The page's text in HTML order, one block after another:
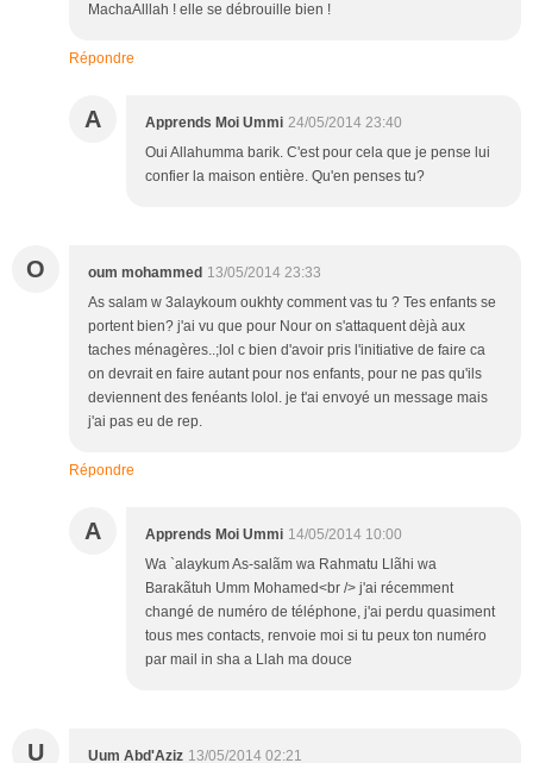
MachaAlllah ! elle se débrouille bien !
Répondre
A Apprends Moi Ummi 24/05/2014 23:40
Oui Allahumma barik. C'est pour cela que je pense lui
confier la maison entière. Qu'en penses tu?
O oum mohammed 13/05/2014 23:33
As salam w 3alaykoum oukhty comment vas tu ? Tes enfants se
portent bien? j'ai vu que pour Nour on s'attaquent dèjà aux
taches ménagères..;lol c bien d'avoir pris l'initiative de faire ca
on devrait en faire autant pour nos enfants, pour ne pas qu'ils
deviennent des fenéants lolol. je t'ai envoyé un message mais
j'ai pas eu de rep.
Répondre
A Apprends Moi Ummi 14/05/2014 10:00
Wa `alaykum As-salãm wa Rahmatu Llãhi wa
Barakãtuh Umm Mohamed<br /> j'ai récemment
changé de numéro de téléphone, j'ai perdu quasiment
tous mes contacts, renvoie moi si tu peux ton numéro
par mail in sha a Llah ma douce
U Uum Abd'Aziz 13/05/2014 02:21